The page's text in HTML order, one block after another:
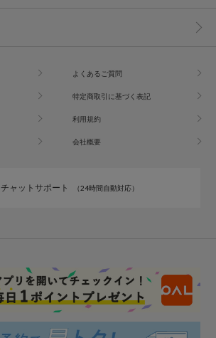
よくあるご質問
特定商取引に基づく表記
利用規約
会社概要
チャットサポート （24時間自動対応）